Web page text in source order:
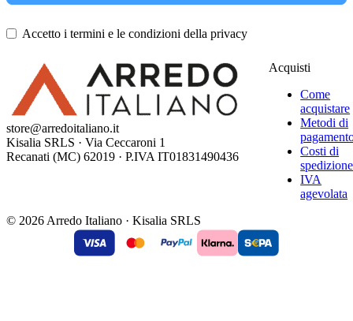
Accetto i termini e le condizioni della privacy
store@arredoitaliano.it
Kisalia SRLS · Via Ceccaroni 1
Recanati (MC) 62019 · P.IVA IT01831490436
Acquisti
Come
acquistare
Metodi di
Costi di
spedizione
IVA
agevolata
© 2026 Arredo Italiano · Kisalia SRLS